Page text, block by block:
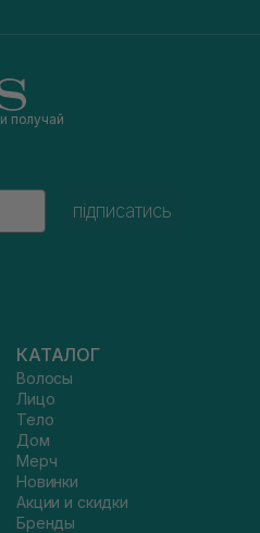
и получай
підписатись
КАТАЛОГ
Волосы
Лицо
Тело
Дом
Мерч
Новинки
Акции и скидки
Бренды